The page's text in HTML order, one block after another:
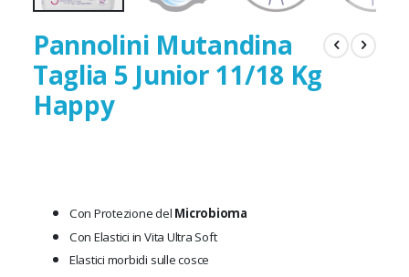
Pannolini Mutandina
Taglia 5 Junior 11/18 Kg
Happy
Con Protezione del Microbioma
Con Elastici in Vita Ultra Soft
Elastici morbidi sulle cosce